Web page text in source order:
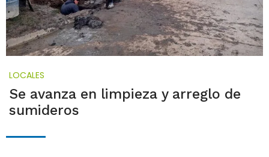
LOCALES
Se avanza en limpieza y arreglo de
sumideros